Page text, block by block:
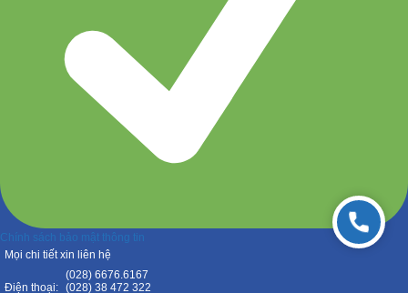
Chính sách bảo mật thông tin
Mọi chi tiết xin liên hệ
Điện thoại:
(028) 6676.6167
(028) 38 472 322